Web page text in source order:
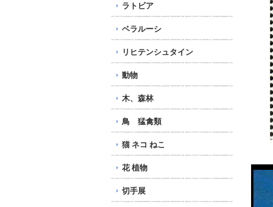
ラトビア
ベラルーシ
リヒテンシュタイン
動物
木、森林
鳥 猛禽類
猫 ネコ ねこ
花 植物
切手展